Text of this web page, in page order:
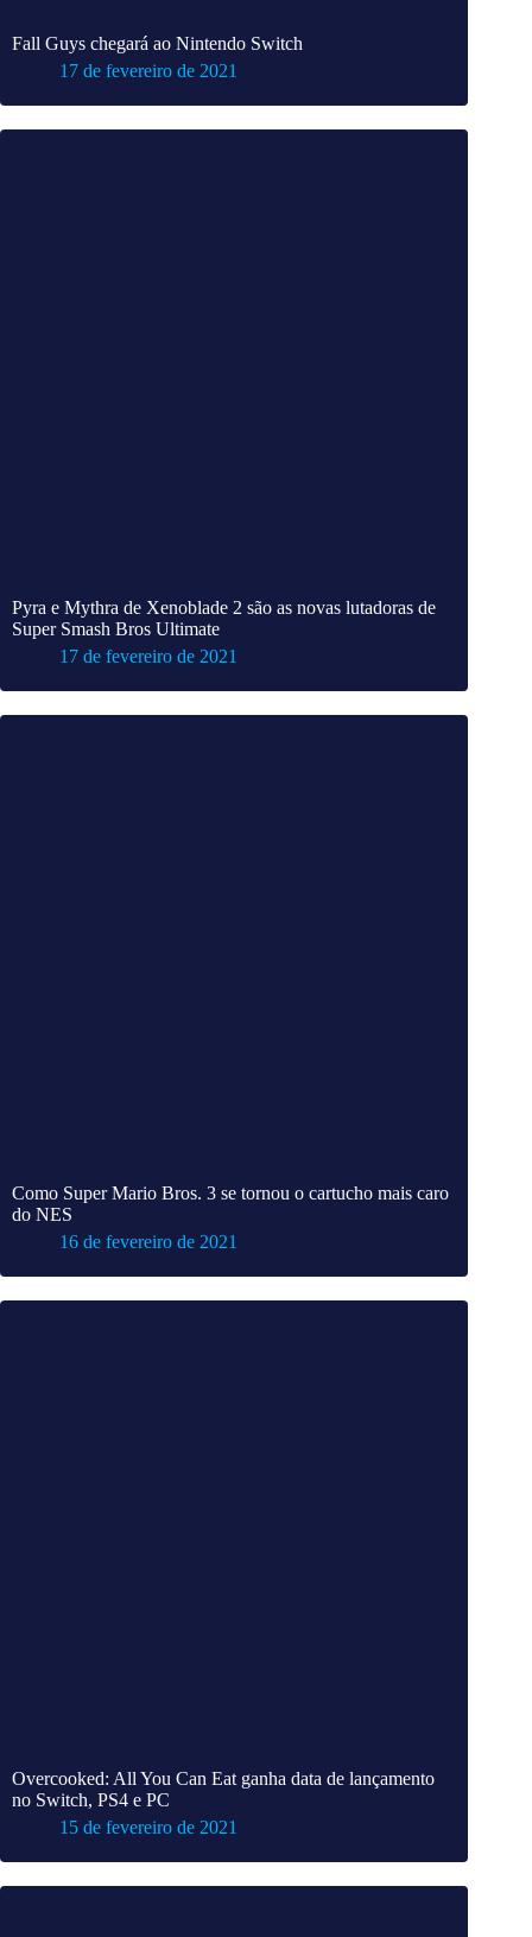
Fall Guys chegará ao Nintendo Switch
17 de fevereiro de 2021
Pyra e Mythra de Xenoblade 2 são as novas lutadoras de
Super Smash Bros Ultimate
17 de fevereiro de 2021
Como Super Mario Bros. 3 se tornou o cartucho mais caro
do NES
16 de fevereiro de 2021
Overcooked: All You Can Eat ganha data de lançamento
no Switch, PS4 e PC
15 de fevereiro de 2021